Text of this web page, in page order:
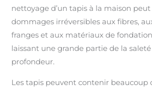
nettoyage d’un tapis à la maison peut
dommages irréversibles aux fibres,
franges et aux matériaux de
laissant une grande partie de la
profondeur.
Les tapis peuvent contenir beaucoup